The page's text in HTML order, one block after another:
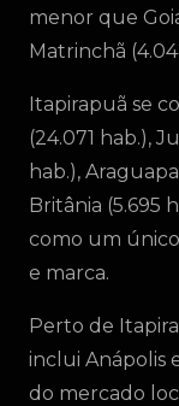
menor que
Matrinchã
Itapirapuã se
(24.071 hab.),
hab.),
Britânia (5.695
como um
e marca.
Perto de
inclui Anápolis
do mercado